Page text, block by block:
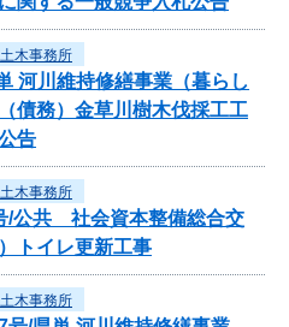
木事務所
河川維持修繕事業（暮らし
債務）金草川樹木伐採工工
告
木事務所
/公共 社会資本整備総合交
トイレ更新工事
木事務所